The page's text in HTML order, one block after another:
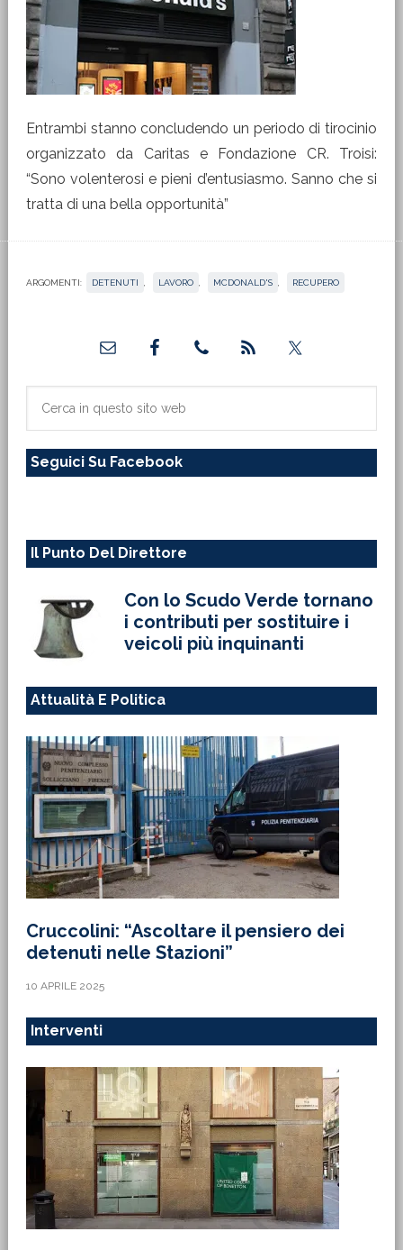
Entrambi stanno concludendo un periodo di tirocinio
organizzato da Caritas e Fondazione CR. Troisi:
“Sono volenterosi e pieni d’entusiasmo. Sanno che si
tratta di una bella opportunità”
ARGOMENTI: DETENUTI LAVORO MCDONALD'S RECUPERO
primaria
sito
Seguici Su Facebook
Il Punto Del Direttore
Con lo Scudo Verde tornano
i contributi per sostituire i
veicoli più inquinanti
Attualità E Politica
Cruccolini: “Ascoltare il pensiero dei
detenuti nelle Stazioni”
10 APRILE 2025
Interventi